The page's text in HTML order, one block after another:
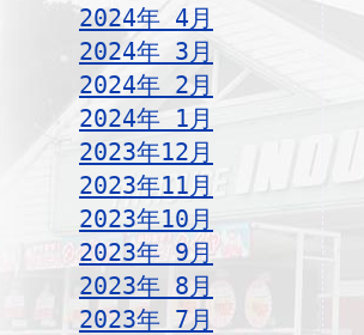
2024年 4月
2024年 3月
2024年 2月
2024年 1月
2023年12月
2023年11月
2023年10月
2023年 9月
2023年 8月
2023年 7月